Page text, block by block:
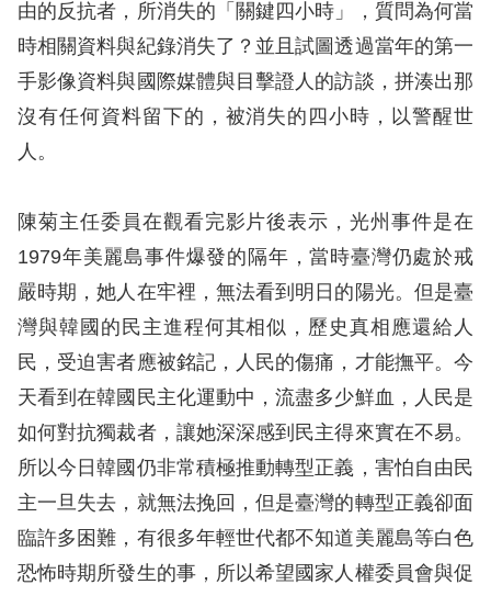
公
約
陳
情
申
人
資
料
庫
無
障
快
捷
鍵
由的反抗者，所消失的「關鍵四小時」，質問為何當
時相關資料與紀錄消失了？並且試圖透過當年的第一
手影像資料與國際媒體與目擊證人的訪談，拼湊出那
沒有任何資料留下的，被消失的四小時，以警醒世
人。
陳菊主任委員在觀看完影片後表示，光州事件是在
1979年美麗島事件爆發的隔年，當時臺灣仍處於戒
嚴時期，她人在牢裡，無法看到明日的陽光。但是臺
灣與韓國的民主進程何其相似，歷史真相應還給人
民，受迫害者應被銘記，人民的傷痛，才能撫平。今
天看到在韓國民主化運動中，流盡多少鮮血，人民是
如何對抗獨裁者，讓她深深感到民主得來實在不易。
所以今日韓國仍非常積極推動轉型正義，害怕自由民
主一旦失去，就無法挽回，但是臺灣的轉型正義卻面
臨許多困難，有很多年輕世代都不知道美麗島等白色
恐怖時期所發生的事，所以希望國家人權委員會與促